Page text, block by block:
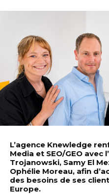
L’agence Knewledge
Media et SEO/GEO avec
Trojanowski, Samy El
Ophélie Moreau, afin
des besoins de ses
Europe.